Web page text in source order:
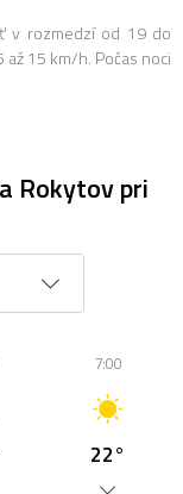
v rozmedzí od 19 do
15 km/h. Počas noci
Rokytov pri
7:00
22°